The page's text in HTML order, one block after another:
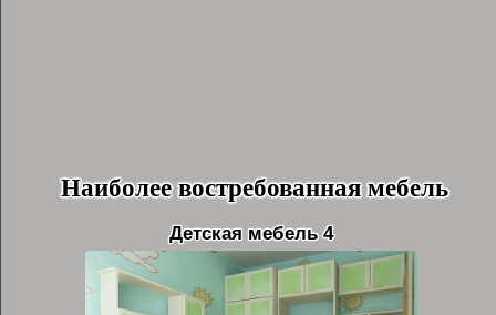
Наиболее востребованная мебель
Детская мебель 4